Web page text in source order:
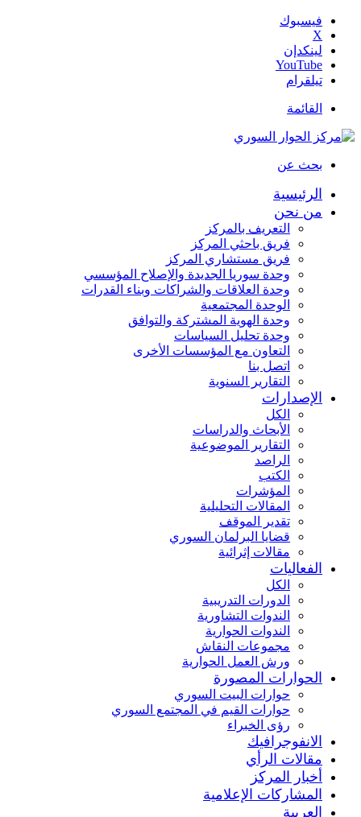
فيسبوك
‫X
لينكدإن
‫YouTube
تيلقرام
القائمة
بحث عن
الرئيسية
من نحن
التعريف بالمركز
فريق باحثي المركز
فريق مستشاري المركز
وحدة سوريا الجديدة والإصلاح المؤسسي
وحدة العلاقات والشراكات وبناء القدرات
الوحدة المجتمعية
وحدة الهوية المشتركة والتوافق
وحدة تحليل السياسات
التعاون مع المؤسسات الأخرى
اتصل بنا
التقارير السنوية
الإصدارات
الكل
الأبحاث والدراسات
التقارير الموضوعية
الراصد
الكتب
المؤشرات
المقالات التحليلية
تقدير الموقف
قضايا البرلمان السوري
مقالات إثرائية
الفعاليات
الكل
الدورات التدريبية
الندوات التشاورية
الندوات الحوارية
مجموعات النقاش
ورش العمل الحوارية
الحوارات المصورة
حوارات البيت السوري
حوارات القيم في المجتمع السوري
رؤى الخبراء
الانفوجرافيك
مقالات الرأي
أخبار المركز
المشاركات الإعلامية
العربية